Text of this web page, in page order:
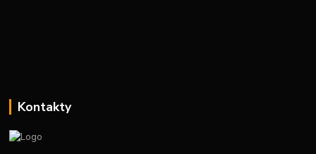
Kontakty